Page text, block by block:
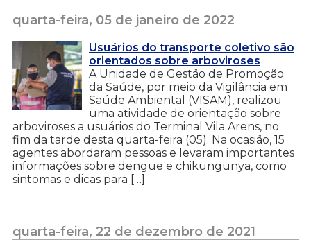
quarta-feira, 05 de janeiro de 2022
Usuários do transporte coletivo são
orientados sobre arboviroses
A Unidade de Gestão de Promoção
da Saúde, por meio da Vigilância em
Saúde Ambiental (VISAM), realizou
uma atividade de orientação sobre
arboviroses a usuários do Terminal Vila Arens, no
fim da tarde desta quarta-feira (05). Na ocasião, 15
agentes abordaram pessoas e levaram importantes
informações sobre dengue e chikungunya, como
sintomas e dicas para […]
quarta-feira, 22 de dezembro de 2021